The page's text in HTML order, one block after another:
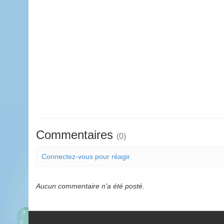
Commentaires (0)
Connectez-vous pour réagir.
Aucun commentaire n'a été posté.